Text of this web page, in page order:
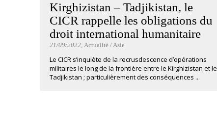
Kirghizistan – Tadjikistan, le
CICR rappelle les obligations du
droit international humanitaire
21/09/2022, Actualité / Asie
Le CICR s’inquiète de la recrusdescence d’opérations
militaires le long de la frontière entre le Kirghizistan et le
Tadjikistan ; particulièrement des conséquences ...